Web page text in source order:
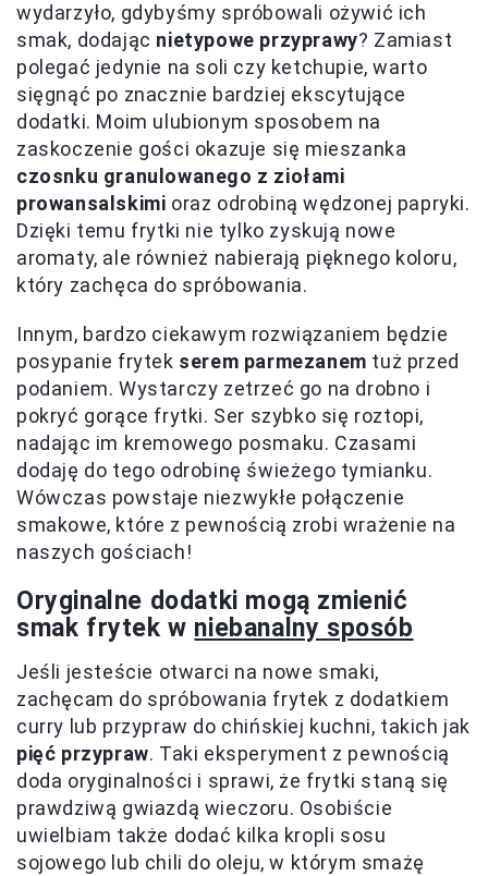
wydarzyło, gdybyśmy spróbowali ożywić ich
smak, dodając nietypowe przyprawy? Zamiast
polegać jedynie na soli czy ketchupie, warto
sięgnąć po znacznie bardziej ekscytujące
dodatki. Moim ulubionym sposobem na
zaskoczenie gości okazuje się mieszanka
czosnku granulowanego z ziołami
prowansalskimi oraz odrobiną wędzonej papryki.
Dzięki temu frytki nie tylko zyskują nowe
aromaty, ale również nabierają pięknego koloru,
który zachęca do spróbowania.
Innym, bardzo ciekawym rozwiązaniem będzie
posypanie frytek serem parmezanem tuż przed
podaniem. Wystarczy zetrzeć go na drobno i
pokryć gorące frytki. Ser szybko się roztopi,
nadając im kremowego posmaku. Czasami
dodaję do tego odrobinę świeżego tymianku.
Wówczas powstaje niezwykłe połączenie
smakowe, które z pewnością zrobi wrażenie na
naszych gościach!
Oryginalne dodatki mogą zmienić
smak frytek w niebanalny sposób
Jeśli jesteście otwarci na nowe smaki,
zachęcam do spróbowania frytek z dodatkiem
curry lub przypraw do chińskiej kuchni, takich jak
pięć przypraw. Taki eksperyment z pewnością
doda oryginalności i sprawi, że frytki staną się
prawdziwą gwiazdą wieczoru. Osobiście
uwielbiam także dodać kilka kropli sosu
sojowego lub chili do oleju, w którym smażę